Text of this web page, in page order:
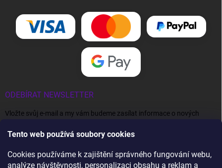
Tento web používá soubory cookies
Cookies používáme k zajištění správného fungování webu,
analýze návštěvnosti, personalizaci obsahu a reklam a
ODEBÍRAT NEWSLETTER
Vložte svůj e-mail a my vám budeme zasílat informace o nových
E-MAIL